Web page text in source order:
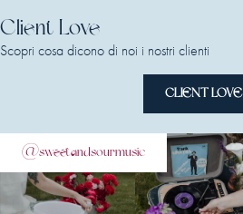
Client Love
Scopri cosa dicono di noi i nostri clienti
CLIENT LOVE
@sweetandsourmusic